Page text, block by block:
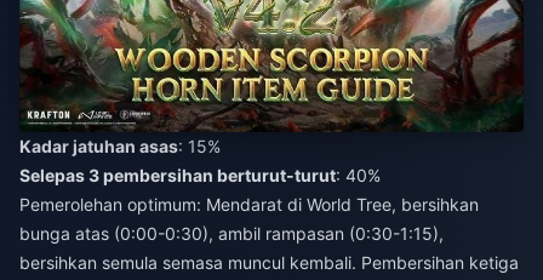
Kadar jatuhan asas: 15%
Selepas 3 pembersihan berturut-turut: 40%
Pemerolehan optimum: Mendarat di World Tree, bersihkan
bunga atas (0:00-0:30), ambil rampasan (0:30-1:15),
bersihkan semula semasa muncul kembali. Pembersihan ketiga